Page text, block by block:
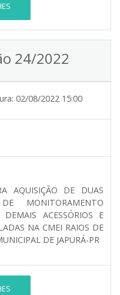
24/2022
02/08/2022 15:00
AQUISIÇÃO DE DUAS
MONITORAMENTO
ACESSÓRIOS E
NA CMEI RAIOS DE
DE JAPURÁ-PR